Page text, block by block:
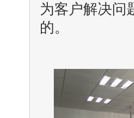
为客户解决问
的。